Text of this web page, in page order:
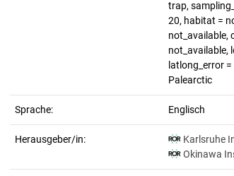
trap,
20, habitat =
not_available,
not_available,
latlong_error
Palearctic
Sprache: Englisch
Herausgeber/in:
Karlsruhe
Okinawa